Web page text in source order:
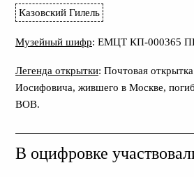
Казовский Гилель
Музейный шифр: ЕМЦТ КП-000365
Легенда открытки: Почтовая
Иосифовича, жившего в Москве,
ВОВ.
В оцифровке